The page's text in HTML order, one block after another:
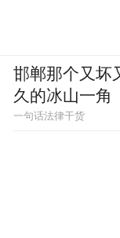
邯郸那个又坏
久的冰山一角
一句话法律干货